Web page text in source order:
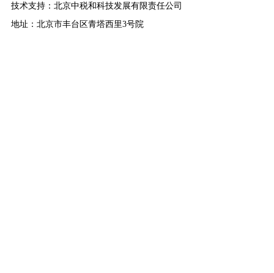
技术支持：北京中税和科技发展有限责任公司
地址：北京市丰台区青塔西里3号院